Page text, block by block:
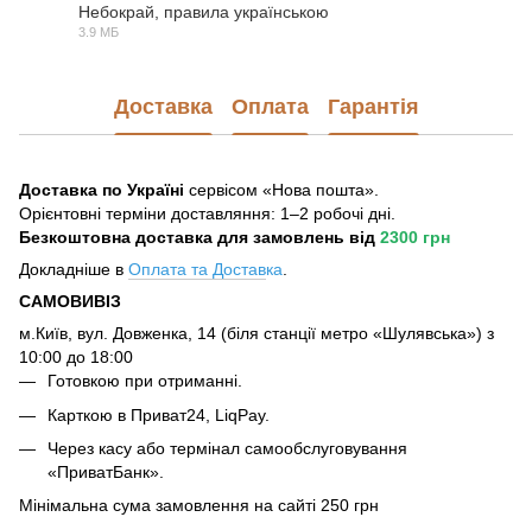
Небокрай, правила українською
3.9 МБ
Доставка Оплата Гарантія
Доставка по Україні сервісом «Нова пошта».
Орієнтовні терміни доставляння: 1–2 робочі дні.
Безкоштовна доставка для замовлень від 2300 грн
Докладніше в Оплата та Доставка
САМОВИВІЗ
м.Київ, вул. Довженка, 14 (біля станції метро «Шулявська») з
10:00 до 18:00
Готовкою при отриманні.
Карткою в Приват24, LiqPay.
Через касу або термінал самообслуговування
«ПриватБанк».
Мінімальна сума замовлення на сайті 250 грн